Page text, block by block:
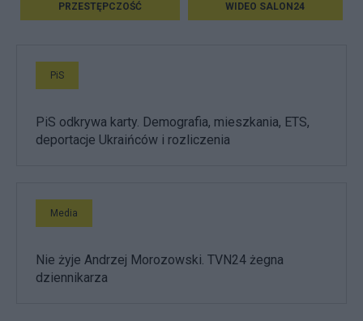
PRZESTĘPCZOŚĆ WIDEO SALON24
PiS
PiS odkrywa karty. Demografia, mieszkania, ETS,
deportacje Ukraińców i rozliczenia
Media
Nie żyje Andrzej Morozowski. TVN24 żegna
dziennikarza